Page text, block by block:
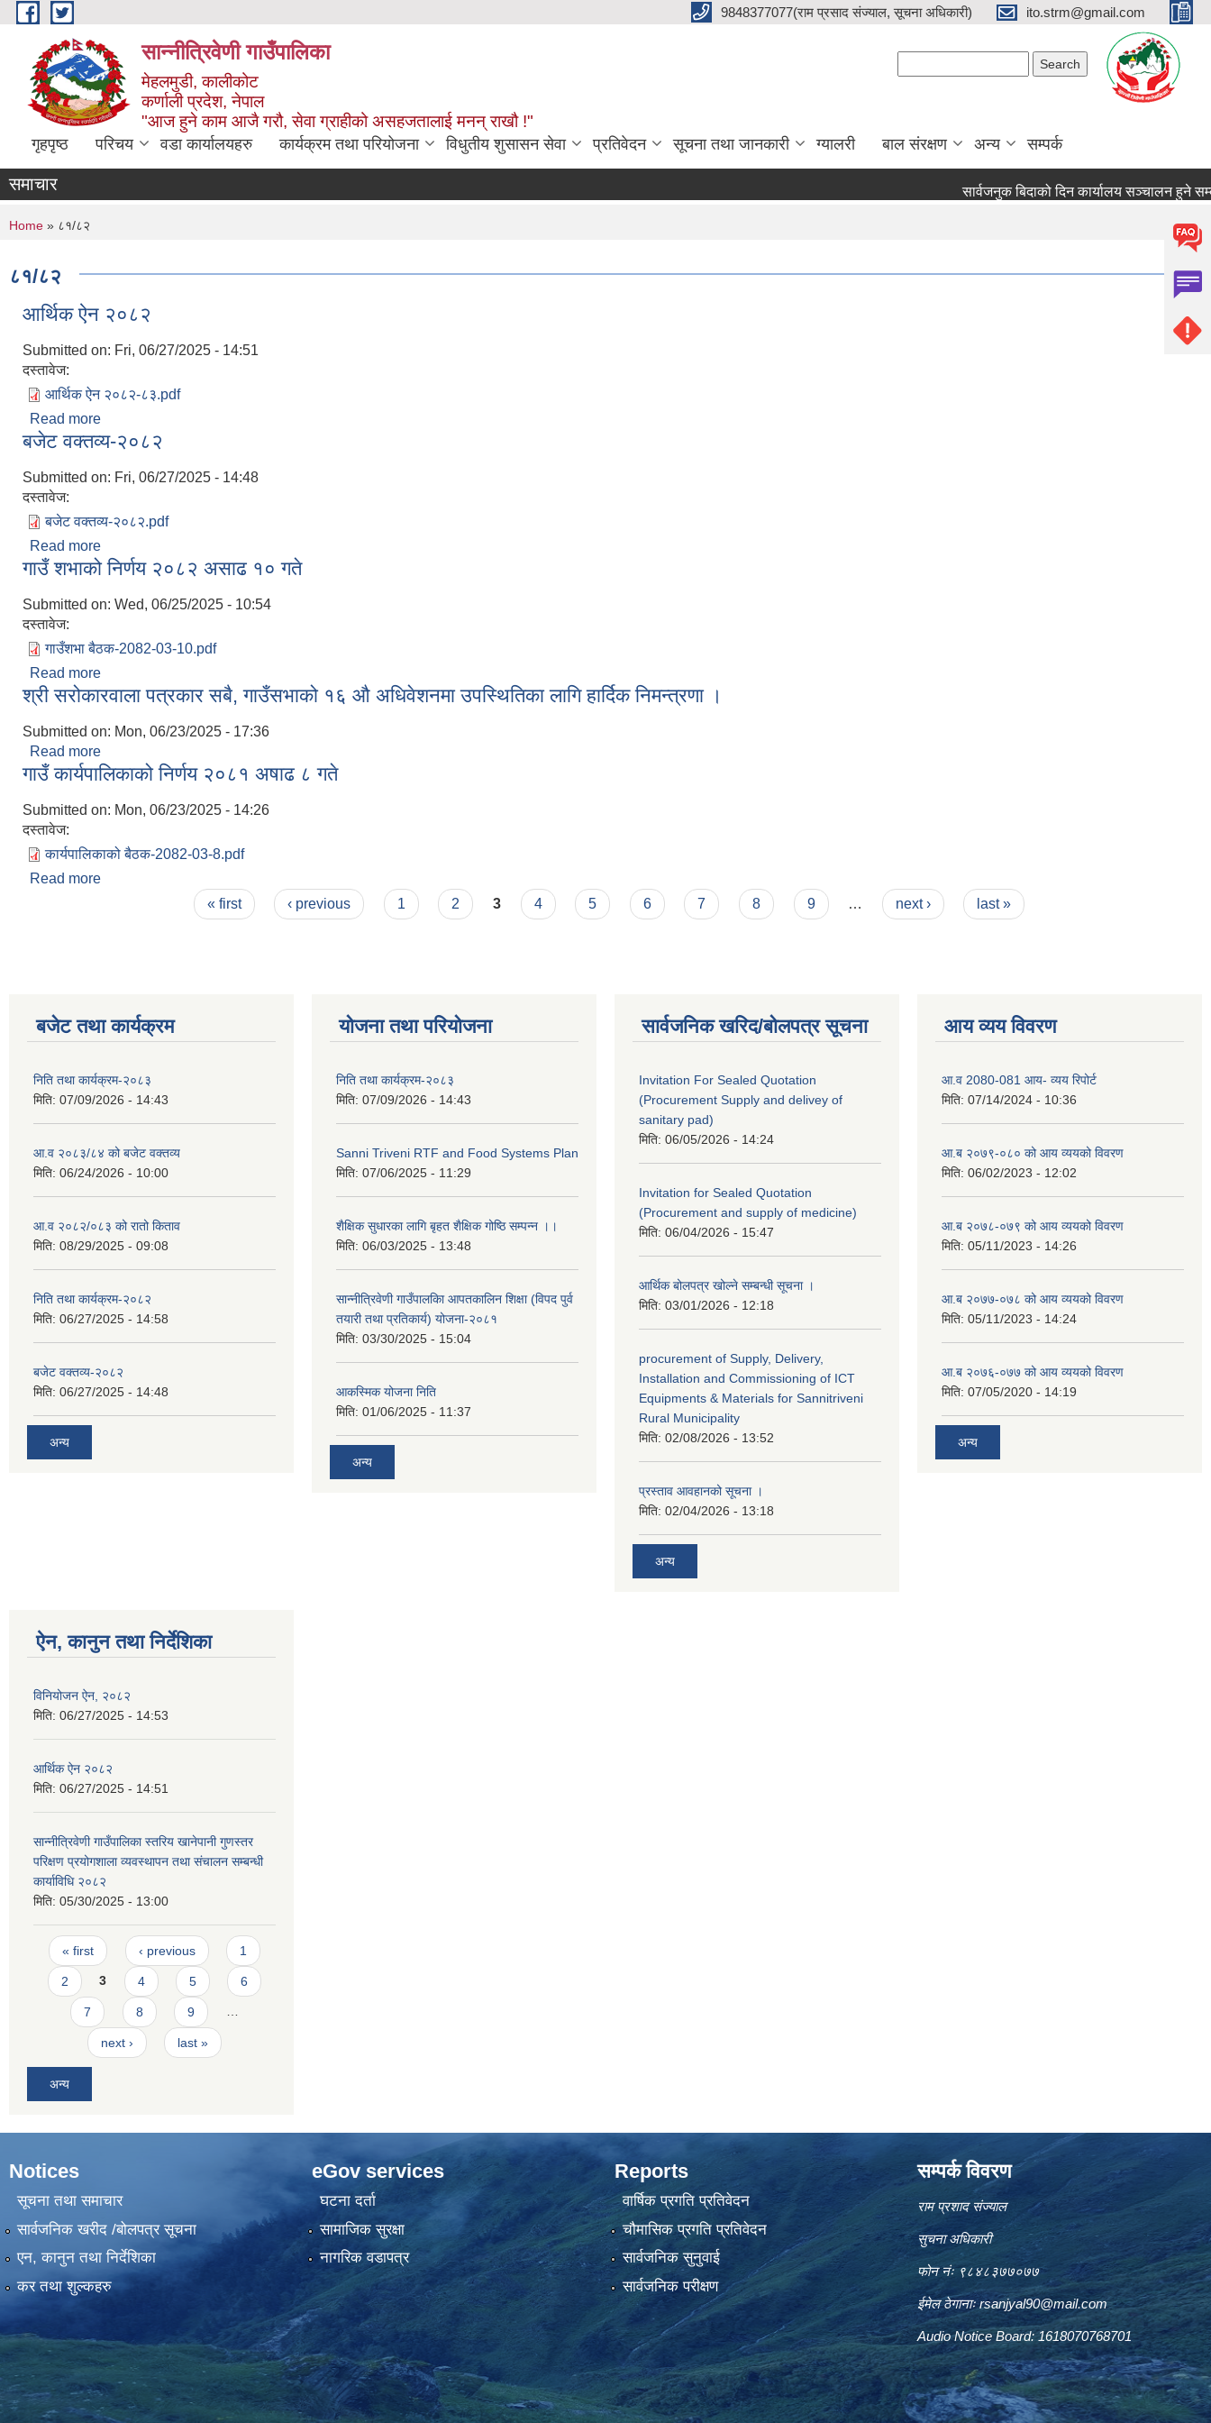
Skip to main content 9848377077(राम प्रसाद संज्याल, सूचना अधिकारी) ito.strm@gmail.com
सान्नीत्रिवेणी गाउँपालिका
मेहलमुडी, कालीकोट
कर्णाली प्रदेश, नेपाल
"आज हुने काम आजै गरौ, सेवा ग्राहीको असहजतालाई मनन् राखौ !"
गृहपृष्ठ परिचय वडा कार्यालयहरु कार्यक्रम तथा परियोजना विधुतीय शुसासन सेवा प्रतिवेदन सूचना तथा जानकारी ग्यालरी बाल संरक्षण अन्य सम्पर्क
समाचार सार्वजनुक बिदाको दिन कार्यालय सञ्चालन हुने
You are here
Home » ८१/८२
८१/८२
आर्थिक ऐन २०८२
Submitted on: Fri, 06/27/2025 - 14:51
दस्तावेज:
आर्थिक ऐन २०८२-८३.pdf
Read more
बजेट वक्तव्य-२०८२
Submitted on: Fri, 06/27/2025 - 14:48
दस्तावेज:
बजेट वक्तव्य-२०८२.pdf
Read more
गाउँ शभाको निर्णय २०८२ असाढ १० गते
Submitted on: Wed, 06/25/2025 - 10:54
दस्तावेज:
गाउँशभा बैठक-2082-03-10.pdf
Read more
श्री सरोकारवाला पत्रकार सबै, गाउँसभाको १६ औ अधिवेशनमा उपस्थितिका लागि हार्दिक निमन्त्रणा ।
Submitted on: Mon, 06/23/2025 - 17:36
Read more
गाउँ कार्यपालिकाको निर्णय २०८१ अषाढ ८ गते
Submitted on: Mon, 06/23/2025 - 14:26
दस्तावेज:
कार्यपालिकाको बैठक-2082-03-8.pdf
Read more
« first ‹ previous 1 2 3 4 5 6 7 8 9 … next › last »
बजेट तथा कार्यक्रम
निति तथा कार्यक्रम-२०८३
मिति: 07/09/2026 - 14:43
आ.व २०८३/८४ को बजेट वक्तव्य
मिति: 06/24/2026 - 10:00
आ.व २०८२/०८३ को रातो किताव
मिति: 08/29/2025 - 09:08
निति तथा कार्यक्रम-२०८२
मिति: 06/27/2025 - 14:58
बजेट वक्तव्य-२०८२
मिति: 06/27/2025 - 14:48
अन्य
योजना तथा परियोजना
निति तथा कार्यक्रम-२०८३
मिति: 07/09/2026 - 14:43
Sanni Triveni RTF and Food Systems Plan
मिति: 07/06/2025 - 11:29
शैक्षिक सुधारका लागि बृहत शैक्षिक गोष्ठि सम्पन्न ।।
मिति: 06/03/2025 - 13:48
सान्नीत्रिवेणी गाउँपालकिा आपतकालिन शिक्षा (विपद पुर्व
तयारी तथा प्रतिकार्य) योजना-२०८१
मिति: 03/30/2025 - 15:04
आकस्मिक योजना निति
मिति: 01/06/2025 - 11:37
अन्य
सार्वजनिक खरिद/बोलपत्र सूचना
Invitation For Sealed Quotation
(Procurement Supply and delivey of
sanitary pad)
मिति: 06/05/2026 - 14:24
Invitation for Sealed Quotation
(Procurement and supply of medicine)
मिति: 06/04/2026 - 15:47
आर्थिक बोलपत्र खोल्ने सम्बन्धी सूचना ।
मिति: 03/01/2026 - 12:18
procurement of Supply, Delivery,
Installation and Commissioning of ICT
Equipments & Materials for Sannitriveni
Rural Municipality
मिति: 02/08/2026 - 13:52
प्रस्ताव आवहानको सूचना ।
मिति: 02/04/2026 - 13:18
अन्य
आय व्यय विवरण
आ.व 2080-081 आय- व्यय रिपोर्ट
मिति: 07/14/2024 - 10:36
आ.ब २०७९-०८० को आय व्ययको विवरण
मिति: 06/02/2023 - 12:02
आ.ब २०७८-०७९ को आय व्ययको विवरण
मिति: 05/11/2023 - 14:26
आ.ब २०७७-०७८ को आय व्ययको विवरण
मिति: 05/11/2023 - 14:24
आ.ब २०७६-०७७ को आय व्ययको विवरण
मिति: 07/05/2020 - 14:19
अन्य
ऐन, कानुन तथा निर्देशिका
विनियोजन ऐन, २०८२
मिति: 06/27/2025 - 14:53
आर्थिक ऐन २०८२
मिति: 06/27/2025 - 14:51
सान्नीत्रिवेणी गाउँपालिका स्तरिय खानेपानी गुणस्तर
परिक्षण प्रयोगशाला व्यवस्थापन तथा संचालन सम्बन्धी
कार्याविधि २०८२
मिति: 05/30/2025 - 13:00
Pages
« first ‹ previous 1
2 3 4 5 6
7 8 9 …
next › last »
अन्य
Notices
सूचना तथा समाचार
सार्वजनिक खरीद /बोलपत्र सूचना
एन, कानुन तथा निर्देशिका
कर तथा शुल्कहरु
eGov services
घटना दर्ता
सामाजिक सुरक्षा
नागरिक वडापत्र
Reports
वार्षिक प्रगति प्रतिवेदन
चौमासिक प्रगति प्रतिवेदन
सार्वजनिक सुनुवाई
सार्वजनिक परीक्षण
सम्पर्क विवरण
राम प्रशाद संज्याल
सुचना अधिकारी
फोन नंः ९८४८३७७०७७
ईमेल ठेगानाःrsanjyal90@mail.com
Audio Notice Board: 1618070768701